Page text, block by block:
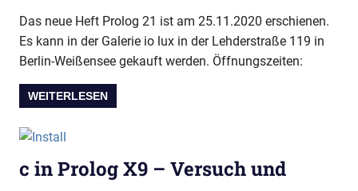
Das neue Heft Prolog 21 ist am 25.11.2020 erschienen.
Es kann in der Galerie io lux in der Lehderstraße 119 in
Berlin-Weißensee gekauft werden. Öffnungszeiten:
WEITERLESEN
c in Prolog X9 – Versuch und